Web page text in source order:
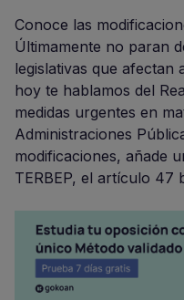
Conoce las
Últimamente no paran
legislativas que afectan
hoy te hablamos del
medidas urgentes en
Administraciones
modificaciones, añade
TERBEP, el artículo 47